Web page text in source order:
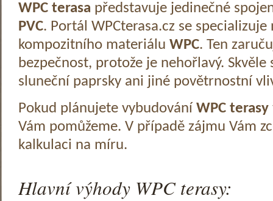
WPC terasa představuje jedinečné
PVC. Portál WPCterasa.cz se specializuje
kompozitního materiálu WPC. Ten
bezpečnost, protože je nehořlavý.
sluneční paprsky ani jiné povětrnostní
Pokud plánujete vybudování WPC terasy
Vám pomůžeme. V případě zájmu Vám
kalkulaci na míru.
Hlavní výhody WPC terasy: